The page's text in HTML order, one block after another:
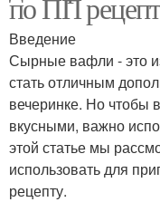
Введение
Сырные вафли - это
стать отличным
вечеринке. Но чтобы
вкусными, важно
этой статье мы
использовать для
рецепту.